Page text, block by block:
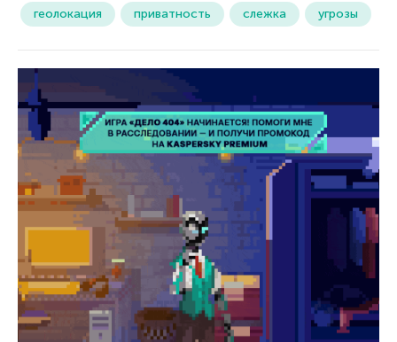
геолокация
приватность слежка угрозы